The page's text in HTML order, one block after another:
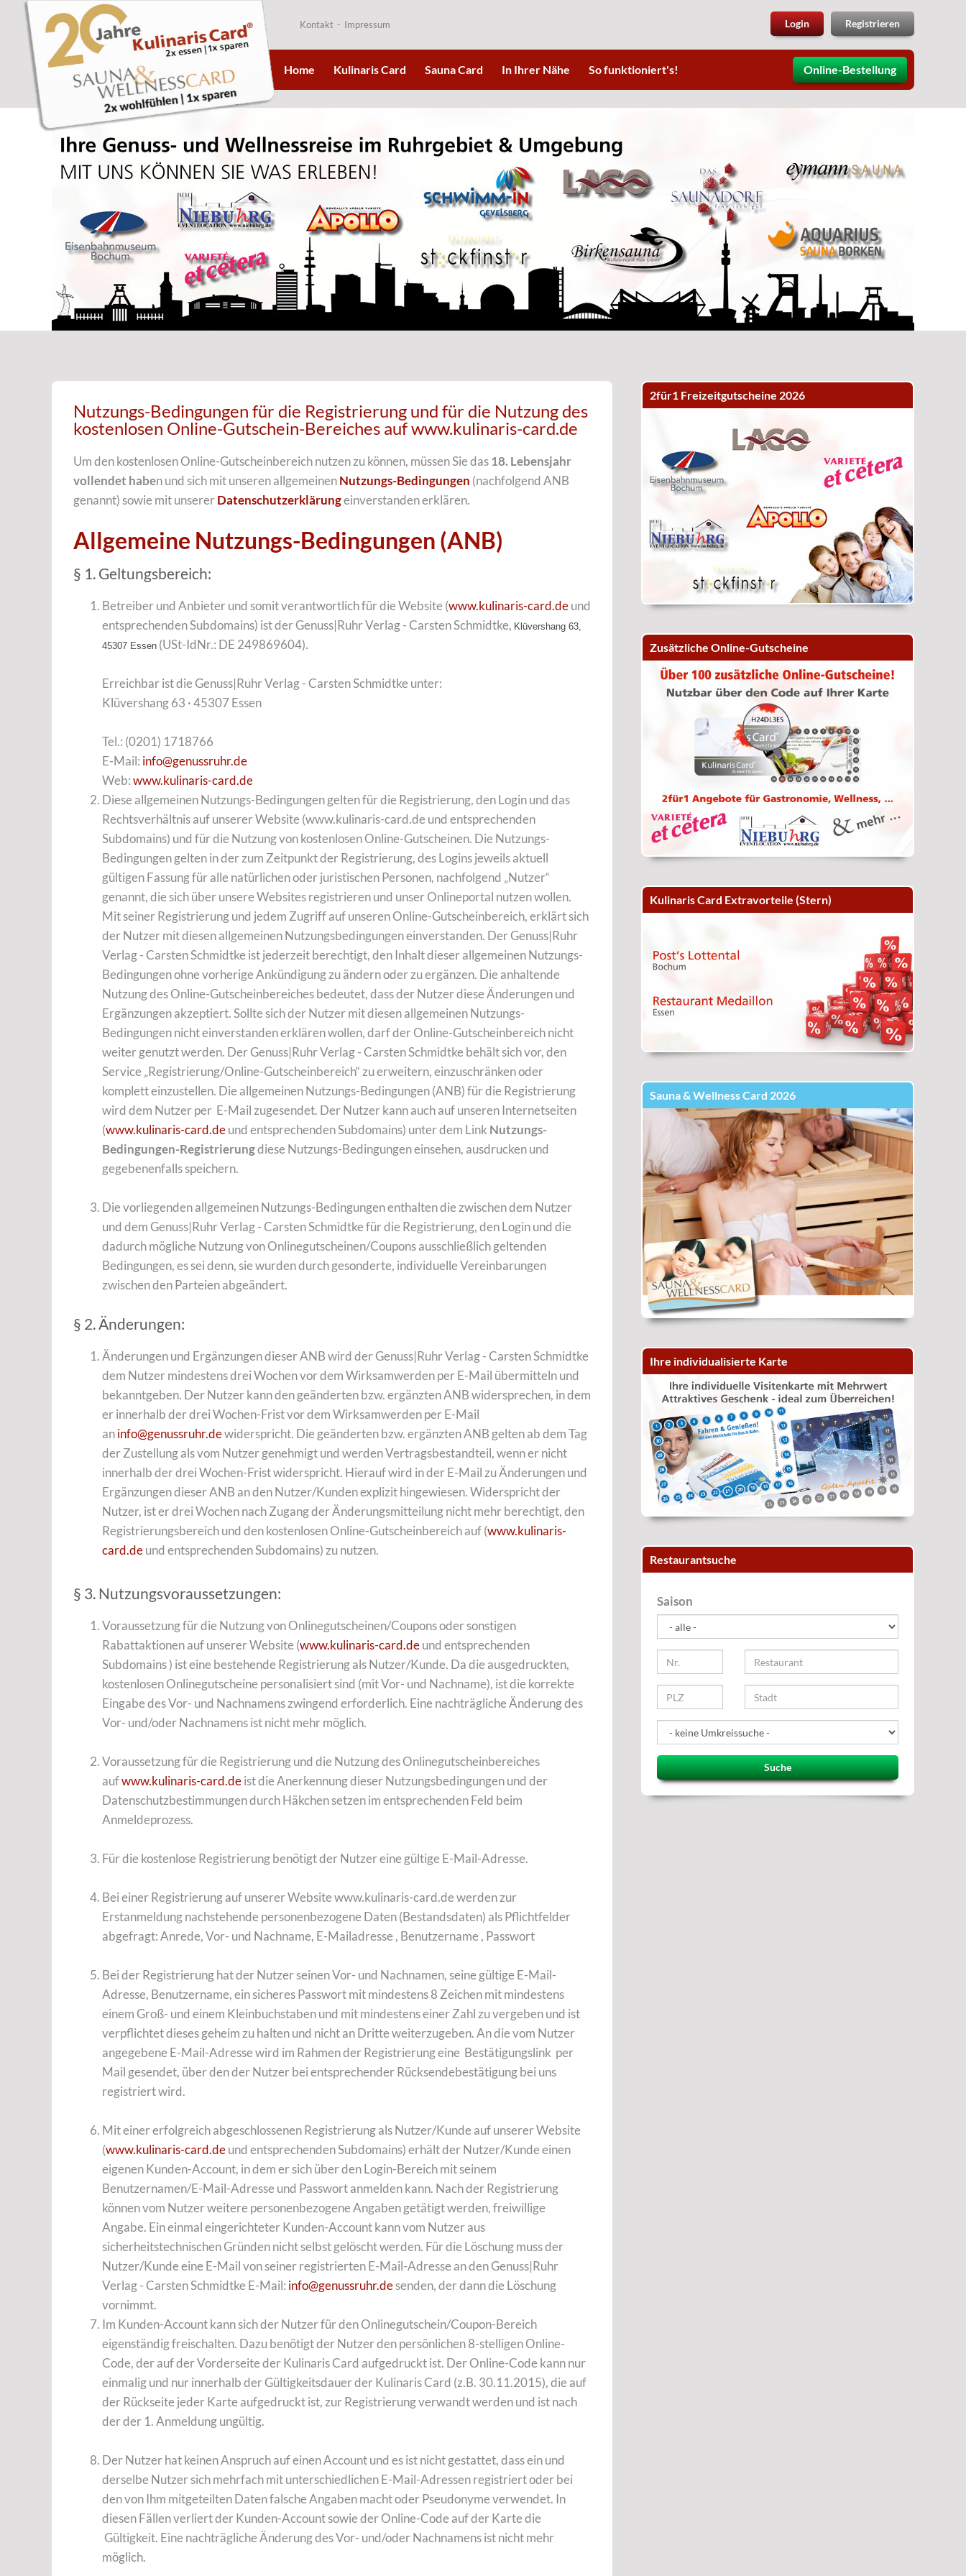
Login Registrieren
Kontakt Impressum
Online-Bestellung
Home Kulinaris Card Sauna Card In Ihrer Nähe So funktioniert's!
Nutzungs-Bedingungen für die Registrierung und für die Nutzung des
kostenlosen Online-Gutschein-Bereiches auf www.kulinaris-card.de
Um den kostenlosen Online-Gutscheinbereich nutzen zu können, müssen Sie das18. Lebensjahr
vollendet haben und sich mit unseren allgemeinenNutzungs-Bedingungen (nachfolgend ANB
genannt) sowie mit unsererDatenschutzerklärungeinverstanden erklären.
Allgemeine Nutzungs-Bedingungen (ANB)
§ 1. Geltungsbereich:
Betreiber und Anbieter und somit verantwortlich für die Website (www.kulinaris-card.deund
entsprechenden Subdomains) ist der Genuss|Ruhr Verlag - Carsten Schmidtke, Klüvershang 63,
45307 Essen (USt-IdNr.: DE 249869604).
Erreichbar ist die Genuss|Ruhr Verlag - Carsten Schmidtke unter:
Klüvershang 63 · 45307 Essen
Tel.: (0201) 1718766
E-Mail: info@genussruhr.de
Web:www.kulinaris-card.de
Diese allgemeinen Nutzungs-Bedingungen gelten für die Registrierung, den Login und das
Rechtsverhältnis auf unserer Website (www.kulinaris-card.de und entsprechenden
Subdomains) und für die Nutzung von kostenlosen Online-Gutscheinen. Die Nutzungs-
Bedingungen gelten in der zum Zeitpunkt der Registrierung, des Logins jeweils aktuell
gültigen Fassung für alle natürlichen oder juristischen Personen, nachfolgend „Nutzer“
genannt, die sich über unsere Websites registrieren und unser Onlineportal nutzen wollen.
Mit seiner Registrierung und jedem Zugriff auf unseren Online-Gutscheinbereich, erklärt sich
der Nutzer mit diesen allgemeinen Nutzungsbedingungen einverstanden. Der Genuss|Ruhr
Verlag - Carsten Schmidtke ist jederzeit berechtigt, den Inhalt dieser allgemeinen Nutzungs-
Bedingungen ohne vorherige Ankündigung zu ändern oder zu ergänzen. Die anhaltende
Nutzung des Online-Gutscheinbereiches bedeutet, dass der Nutzer diese Änderungen und
Ergänzungen akzeptiert. Sollte sich der Nutzer mit diesen allgemeinen Nutzungs-
Bedingungen nicht einverstanden erklären wollen, darf der Online-Gutscheinbereich nicht
weiter genutzt werden. Der Genuss|Ruhr Verlag - Carsten Schmidtke behält sich vor, den
Service „Registrierung/Online-Gutscheinbereich“ zu erweitern, einzuschränken oder
komplett einzustellen. Die allgemeinen Nutzungs-Bedingungen (ANB) für die Registrierung
wird dem Nutzer per E-Mail zugesendet. Der Nutzer kann auch auf unseren Internetseiten
(www.kulinaris-card.deund entsprechenden Subdomains) unter dem Link Nutzungs-
Bedingungen-Registrierungdiese Nutzungs-Bedingungen einsehen, ausdrucken und
gegebenenfalls speichern.
Die vorliegenden allgemeinen Nutzungs-Bedingungen enthalten die zwischen dem Nutzer
und dem Genuss|Ruhr Verlag - Carsten Schmidtke für die Registrierung, den Login und die
dadurch mögliche Nutzung von Onlinegutscheinen/Coupons ausschließlich geltenden
Bedingungen, es sei denn, sie wurden durch gesonderte, individuelle Vereinbarungen
zwischen den Parteien abgeändert.
§ 2. Änderungen:
Änderungen und Ergänzungen dieser ANB wird der Genuss|Ruhr Verlag - Carsten Schmidtke
dem Nutzer mindestens drei Wochen vor dem Wirksamwerden per E-Mail übermitteln und
bekanntgeben. Der Nutzer kann den geänderten bzw. ergänzten ANB widersprechen, in dem
er innerhalb der drei Wochen-Frist vor dem Wirksamwerden per E-Mail
aninfo@genussruhr.dewiderspricht. Die geänderten bzw. ergänzten ANB gelten ab dem Tag
der Zustellung als vom Nutzer genehmigt und werden Vertragsbestandteil, wenn er nicht
innerhalb der drei Wochen-Frist widerspricht. Hierauf wird in der E-Mail zu Änderungen und
Ergänzungen dieser ANB an den Nutzer/Kunden explizit hingewiesen. Widerspricht der
Nutzer, ist er drei Wochen nach Zugang der Änderungsmitteilung nicht mehr berechtigt, den
Registrierungsbereich und den kostenlosen Online-Gutscheinbereich auf (www.kulinaris-
card.deund entsprechenden Subdomains) zu nutzen.
§ 3. Nutzungsvoraussetzungen:
Voraussetzung für die Nutzung von Onlinegutscheinen/Coupons oder sonstigen
Rabattaktionen auf unserer Website (www.kulinaris-card.deund entsprechenden
Subdomains ) ist eine bestehende Registrierung als Nutzer/Kunde. Da die ausgedruckten,
kostenlosen Onlinegutscheine personalisiert sind (mit Vor- und Nachname), ist die korrekte
Eingabe des Vor- und Nachnamens zwingend erforderlich. Eine nachträgliche Änderung des
Vor- und/oder Nachnamens ist nicht mehr möglich.
Voraussetzung für die Registrierung und die Nutzung des Onlinegutscheinbereiches
aufwww.kulinaris-card.deist die Anerkennung dieser Nutzungsbedingungen und der
Datenschutzbestimmungen durch Häkchen setzen im entsprechenden Feld beim
Anmeldeprozess.
Für die kostenlose Registrierung benötigt der Nutzer eine gültige E-Mail-Adresse.
Bei einer Registrierung auf unserer Website www.kulinaris-card.de werden zur
Erstanmeldung nachstehende personenbezogene Daten (Bestandsdaten) als Pflichtfelder
abgefragt: Anrede, Vor- und Nachname, E-Mailadresse , Benutzername , Passwort
Bei der Registrierung hat der Nutzer seinen Vor- und Nachnamen, seine gültige E-Mail-
Adresse, Benutzername, ein sicheres Passwort mit mindestens 8 Zeichen mit mindestens
einem Groß- und einem Kleinbuchstaben und mit mindestens einer Zahl zu vergeben und ist
verpflichtet dieses geheim zu halten und nicht an Dritte weiterzugeben. An die vom Nutzer
angegebene E-Mail-Adresse wird im Rahmen der Registrierung eine Bestätigungslink per
Mail gesendet, über den der Nutzer bei entsprechender Rücksendebestätigung bei uns
registriert wird.
Mit einer erfolgreich abgeschlossenen Registrierung als Nutzer/Kunde auf unserer Website
(www.kulinaris-card.deund entsprechenden Subdomains) erhält der Nutzer/Kunde einen
eigenen Kunden-Account, in dem er sich über den Login-Bereich mit seinem
Benutzernamen/E-Mail-Adresse und Passwort anmelden kann. Nach der Registrierung
können vom Nutzer weitere personenbezogene Angaben getätigt werden, freiwillige
Angabe. Ein einmal eingerichteter Kunden-Account kann vom Nutzer aus
sicherheitstechnischen Gründen nicht selbst gelöscht werden. Für die Löschung muss der
Nutzer/Kunde eine E-Mail von seiner registrierten E-Mail-Adresse an den Genuss|Ruhr
Verlag - Carsten Schmidtke E-Mail: info@genussruhr.desenden, der dann die Löschung
vornimmt.
Im Kunden-Account kann sich der Nutzer für den Onlinegutschein/Coupon-Bereich
eigenständig freischalten. Dazu benötigt der Nutzer den persönlichen 8-stelligen Online-
Code, der auf der Vorderseite der Kulinaris Card aufgedruckt ist. Der Online-Code kann nur
einmalig und nur innerhalb der Gültigkeitsdauer der Kulinaris Card (z.B. 30.11.2015), die auf
der Rückseite jeder Karte aufgedruckt ist, zur Registrierung verwandt werden und ist nach
der der 1. Anmeldung ungültig.
Der Nutzer hat keinen Anspruch auf einen Account und es ist nicht gestattet, dass ein und
derselbe Nutzer sich mehrfach mit unterschiedlichen E-Mail-Adressen registriert oder bei
den von Ihm mitgeteilten Daten falsche Angaben macht oder Pseudonyme verwendet. In
diesen Fällen verliert der Kunden-Account sowie der Online-Code auf der Karte die
Gültigkeit. Eine nachträgliche Änderung des Vor- und/oder Nachnamens ist nicht mehr
möglich.
2für1 Freizeitgutscheine 2026
Zusätzliche Online-Gutscheine
Kulinaris Card Extravorteile (Stern)
Sauna & Wellness Card 2026
Ihre individualisierte Karte
Restaurantsuche
Saison
Suche